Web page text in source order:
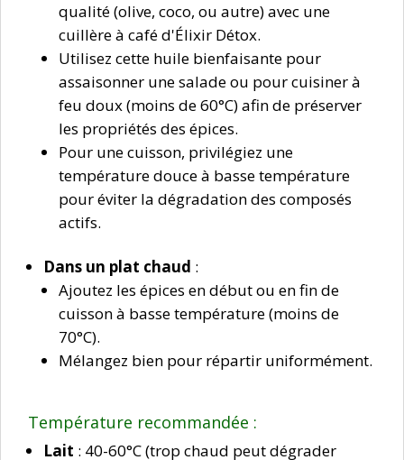
qualité (olive, coco, ou autre) avec une
cuillère à café d'Élixir Détox.
Utilisez cette huile bienfaisante pour
assaisonner une salade ou pour cuisiner à
feu doux (moins de 60°C) afin de préserver
les propriétés des épices.
Pour une cuisson, privilégiez une
température douce à basse température
pour éviter la dégradation des composés
actifs.
Dans un plat chaud :
Ajoutez les épices en début ou en fin de
cuisson à basse température (moins de
70°C).
Mélangez bien pour répartir uniformément.
Température recommandée :
Lait : 40-60°C (trop chaud peut dégrader